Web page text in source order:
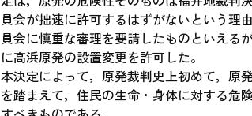
員会が拙速に許可するはずがないという理
員会に慎重な審理を要請したものといえる
に高浜原発の設置変更を許可した。
本決定によって，原発裁判史上初めて，原
を踏まえて，住民の生命・身体に対する危